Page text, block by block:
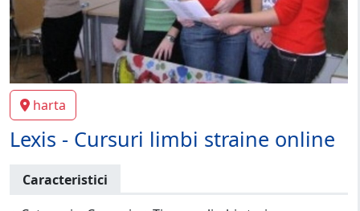
harta
Lexis - Cursuri limbi straine online
Caracteristici